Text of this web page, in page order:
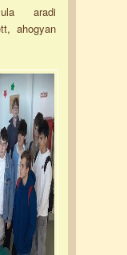
aradi
ahogyan